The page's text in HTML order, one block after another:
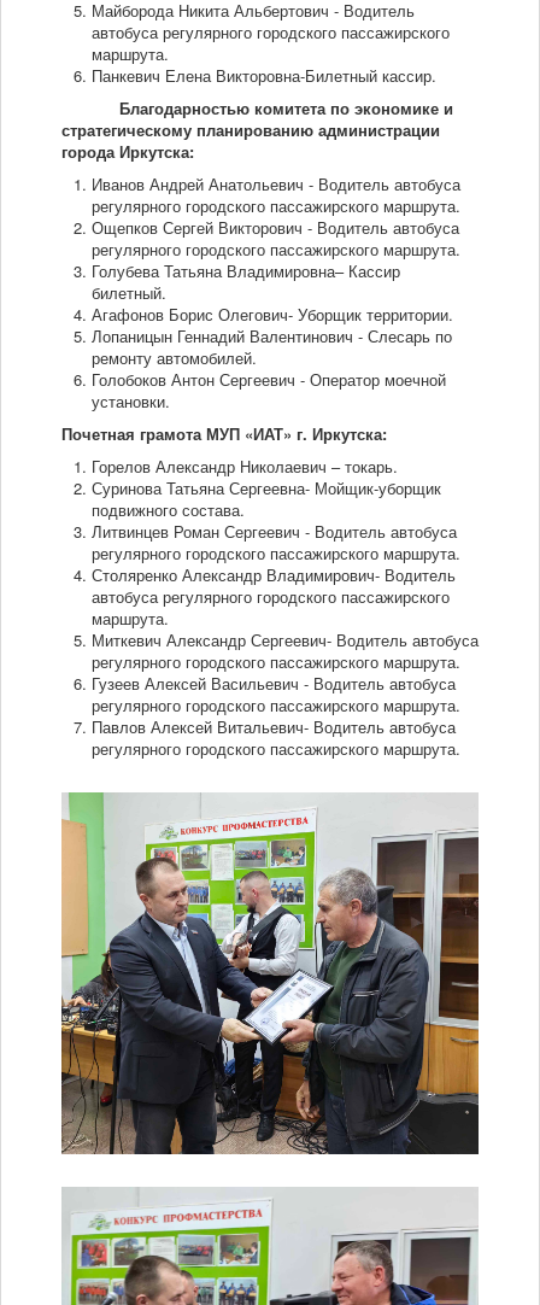
Майборода Никита Альбертович - Водитель
автобуса регулярного городского пассажирского
маршрута.
Панкевич Елена Викторовна-Билетный кассир.
Благодарностью комитета по экономике и
стратегическому планированию администрации
города Иркутска:
Иванов Андрей Анатольевич - Водитель автобуса
регулярного городского пассажирского маршрута.
Ощепков Сергей Викторович - Водитель автобуса
регулярного городского пассажирского маршрута.
Голубева Татьяна Владимировна– Кассир
билетный.
Агафонов Борис Олегович- Уборщик территории.
Лопаницын Геннадий Валентинович - Слесарь по
ремонту автомобилей.
Голобоков Антон Сергеевич - Оператор моечной
установки.
Почетная грамота МУП «ИАТ» г. Иркутска:
Горелов Александр Николаевич – токарь.
Суринова Татьяна Сергеевна- Мойщик-уборщик
подвижного состава.
Литвинцев Роман Сергеевич - Водитель автобуса
регулярного городского пассажирского маршрута.
Столяренко Александр Владимирович- Водитель
автобуса регулярного городского пассажирского
маршрута.
Миткевич Александр Сергеевич- Водитель автобуса
регулярного городского пассажирского маршрута.
Гузеев Алексей Васильевич - Водитель автобуса
регулярного городского пассажирского маршрута.
Павлов Алексей Витальевич- Водитель автобуса
регулярного городского пассажирского маршрута.